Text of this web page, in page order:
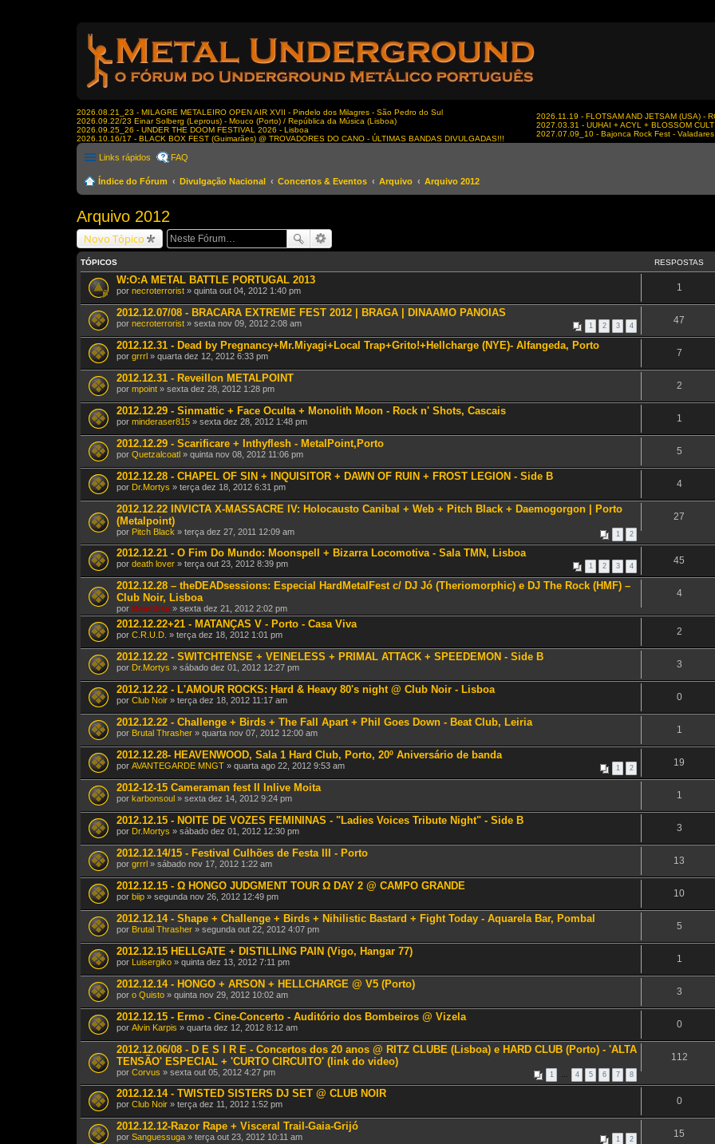
2026.08.21_23 - MILAGRE METALEIRO OPEN AIR XVII - Pindelo dos Milagres - São Pedro do Sul
2026.09.22/23 Einar Solberg (Leprous) - Mouco (Porto) / República da Música (Lisboa)
2026.09.25_26 - UNDER THE DOOM FESTIVAL 2026 - Lisboa
2026.10.16/17 - BLACK BOX FEST (Guimarães) @ TROVADORES DO CANO - ÚLTIMAS BANDAS DIVULGADAS!!!
2026.11.19 - FLOTSAM AND JETSAM (USA) -
2027.03.31 - UUHAI + ACYL + BLOSSOM
2027.07.09_10 - Bajonca Rock Fest -
Links rápidos FAQ
Índice do Fórum Divulgação Nacional Concertos & Eventos Arquivo Arquivo 2012
Arquivo 2012
Novo Tópico
TÓPICOS RESPOSTAS
W:O:A METAL BATTLE PORTUGAL 2013
por necroterrorist » quinta out 04, 2012 1:40 pm 1
2012.12.07/08 - BRACARA EXTREME FEST 2012 | BRAGA | DINAAMO PANOIAS
1 2 3 4
por necroterrorist » sexta nov 09, 2012 2:08 am 47
2012.12.31 - Dead by Pregnancy+Mr.Miyagi+Local Trap+Grito!+Hellcharge (NYE)- Alfangeda, Porto
por grrrl » quarta dez 12, 2012 6:33 pm 7
2012.12.31 - Reveillon METALPOINT
por mpoint » sexta dez 28, 2012 1:28 pm 2
2012.12.29 - Sinmattic + Face Oculta + Monolith Moon - Rock n' Shots, Cascais
por minderaser815 » sexta dez 28, 2012 1:48 pm 1
2012.12.29 - Scarificare + Inthyflesh - MetalPoint,Porto
por Quetzalcoatl » quinta nov 08, 2012 11:06 pm 5
2012.12.28 - CHAPEL OF SIN + INQUISITOR + DAWN OF RUIN + FROST LEGION - Side B
por Dr.Mortys » terça dez 18, 2012 6:31 pm 4
2012.12.22 INVICTA X-MASSACRE IV: Holocausto Canibal + Web + Pitch Black + Daemogorgon | Porto
(Metalpoint)
1 2
por Pitch Black » terça dez 27, 2011 12:09 am
27
2012.12.21 - O Fim Do Mundo: Moonspell + Bizarra Locomotiva - Sala TMN, Lisboa
1 2 3 4
por death lover » terça out 23, 2012 8:39 pm 45
2012.12.28 – theDEADsessions: Especial HardMetalFest c/ DJ Jó (Theriomorphic) e DJ The Rock (HMF) –
Club Noir, Lisboa
por Beastlike » sexta dez 21, 2012 2:02 pm
4
2012.12.22+21 - MATANÇAS V - Porto - Casa Viva
por C.R.U.D. » terça dez 18, 2012 1:01 pm 2
2012.12.22 - SWITCHTENSE + VEINELESS + PRIMAL ATTACK + SPEEDEMON - Side B
por Dr.Mortys » sábado dez 01, 2012 12:27 pm 3
2012.12.22 - L'AMOUR ROCKS: Hard & Heavy 80's night @ Club Noir - Lisboa
por Club Noir » terça dez 18, 2012 11:17 am 0
2012.12.22 - Challenge + Birds + The Fall Apart + Phil Goes Down - Beat Club, Leiria
por Brutal Thrasher » quarta nov 07, 2012 12:00 am 1
2012.12.28- HEAVENWOOD, Sala 1 Hard Club, Porto, 20º Aniversário de banda
1 2
por AVANTEGARDE MNGT » quarta ago 22, 2012 9:53 am 19
2012-12-15 Cameraman fest II Inlive Moita
por karbonsoul » sexta dez 14, 2012 9:24 pm 1
2012.12.15 - NOITE DE VOZES FEMININAS - "Ladies Voices Tribute Night" - Side B
por Dr.Mortys » sábado dez 01, 2012 12:30 pm 3
2012.12.14/15 - Festival Culhões de Festa III - Porto
por grrrl » sábado nov 17, 2012 1:22 am 13
2012.12.15 - Ω HONGO JUDGMENT TOUR Ω DAY 2 @ CAMPO GRANDE
por biip » segunda nov 26, 2012 12:49 pm 10
2012.12.14 - Shape + Challenge + Birds + Nihilistic Bastard + Fight Today - Aquarela Bar, Pombal
por Brutal Thrasher » segunda out 22, 2012 4:07 pm 5
2012.12.15 HELLGATE + DISTILLING PAIN (Vigo, Hangar 77)
por Luisergiko » quinta dez 13, 2012 7:11 pm 1
2012.12.14 - HONGO + ARSON + HELLCHARGE @ V5 (Porto)
por o Quisto » quinta nov 29, 2012 10:02 am 3
2012.12.15 - Ermo - Cine-Concerto - Auditório dos Bombeiros @ Vizela
por Alvin Karpis » quarta dez 12, 2012 8:12 am 0
2012.12.06/08 - D E S I R E - Concertos dos 20 anos @ RITZ CLUBE (Lisboa) e HARD CLUB (Porto) - 'ALTA
TENSÃO' ESPECIAL + 'CURTO CIRCUITO' (link do video)
1 … 4 5 6 7 8
por Corvus » sexta out 05, 2012 4:27 pm
112
2012.12.14 - TWISTED SISTERS DJ SET @ CLUB NOIR
por Club Noir » terça dez 11, 2012 1:52 pm 0
2012.12.12-Razor Rape + Visceral Trail-Gaia-Grijó
1 2
por Sanguessuga » terça out 23, 2012 10:11 am 15